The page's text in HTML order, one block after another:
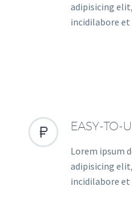
adipisicing
incidilabore

 EASY-TO-
Lorem ipsum
adipisicing
incidilabore